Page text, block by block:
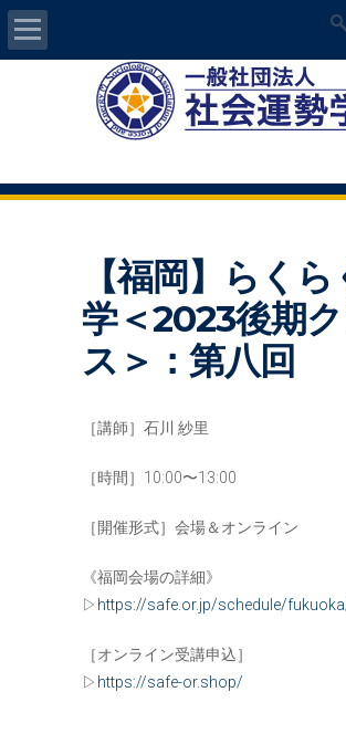
気学/易 セミナー
講師の紹介
【福岡】らく
学＜2023後期
ス＞：第八回
［講師］石川 紗里
［時間］10:00〜13:00
［開催形式］会場＆オンライン
《福岡会場の詳細》
▷ https://safe.or.jp/schedule/
［オンライン受講申込］
▷ https://safe-or.shop/